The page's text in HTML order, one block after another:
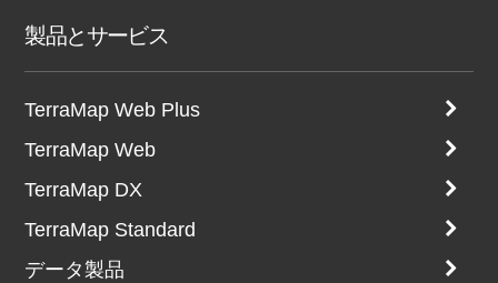
製品とサービス
TerraMap Web Plus
TerraMap Web
TerraMap DX
TerraMap Standard
データ製品